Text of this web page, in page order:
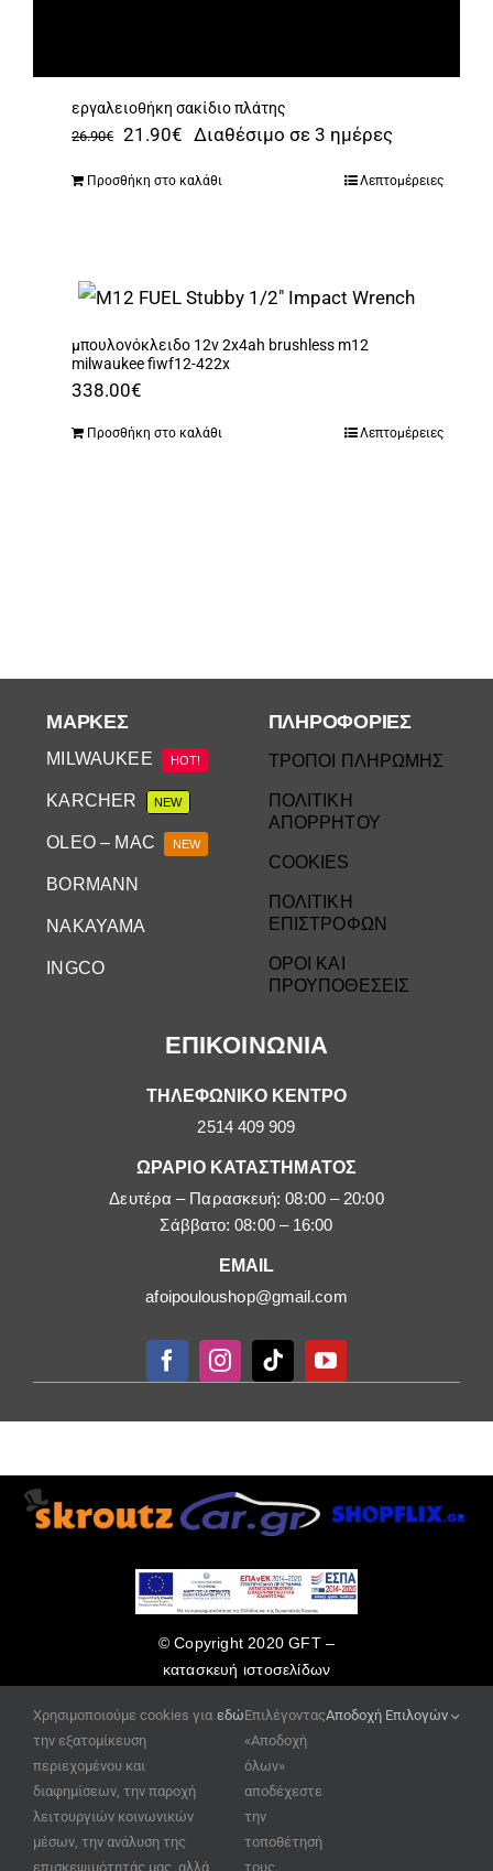
εργαλειοθήκη σακίδιο πλάτης
26.90€ Original
21.90€ ΗΔιαθέσιμο σε 3 ημέρες
Προσθήκη στο καλάθι Λεπτομέρειες
μπουλονόκλειδο 12v 2x4ah brushless m12
milwaukee fiwf12-422x
338.00€
Προσθήκη στο καλάθι Λεπτομέρειες
ΕΠΙΚΟΙΝΩΝΙΑ
ΤΗΛΕΦΩΝΙΚΟ ΚΕΝΤΡΟ
2514 409 909
ΩΡΑΡΙΟ ΚΑΤΑΣΤΗΜΑΤΟΣ
Δευτέρα – Παρασκευή: 08:00 – 20:00
Σάββατο: 08:00 – 16:00
EMAIL
afoipouloushop@gmail.com
ΜΆΡΚΕΣ
MILWAUKEE HOT!
KARCHER NEW
OLEO – MAC NEW
BORMANN
NAKAYAMA
INGCO
ΠΛΗΡΟΦΟΡΙΕΣ
ΤΡΟΠΟΙ ΠΛΗΡΩΜΗΣ
ΠΟΛΙΤΙΚΗ
ΑΠΟΡΡΗΤΟΥ
COOKIES
ΠΟΛΙΤΙΚΗ
ΕΠΙΣΤΡΟΦΩΝ
ΟΡΟΙ ΚΑΙ
ΠΡΟΥΠΟΘΕΣΕΙΣ
© Copyright 2020 GFT –
κατασκευή ιστοσελίδων
Χρησιμοποιούμε cookies για
την εξατομίκευση
περιεχομένου και
διαφημίσεων, την παροχή
λειτουργιών κοινωνικών
μέσων, την ανάλυση της
επισκεψιμότητάς μας, αλλά
εδώΕπιλέγοντας
«Αποδοχή
όλων»
αποδέχεστε
την
τοποθέτησή
τους.
Αποδοχή Επιλογών